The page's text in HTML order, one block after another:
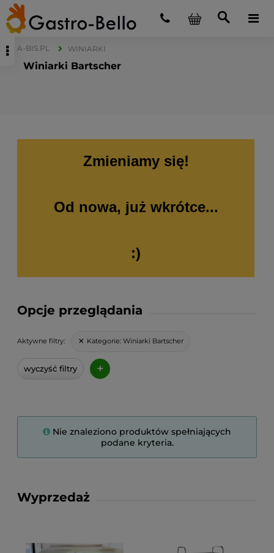
A-BIS.PL WINIARKI
Winiarki Bartscher
Zmieniamy się!
Od nowa, już wkrótce...
:)
Opcje przeglądania
Aktywne filtry: Kategorie: Winiarki Bartscher
wyczyść filtry +
Nie znaleziono produktów spełniających
podane kryteria.
Wyprzedaż